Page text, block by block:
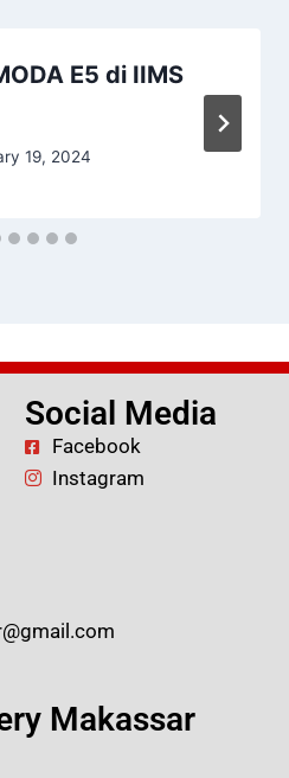
E5 di IIMS
19, 2024
Social Media
Facebook
Instagram
Makassar